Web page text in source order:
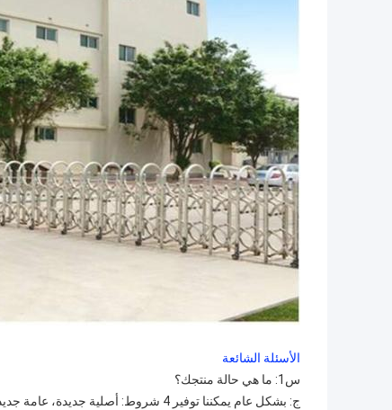
الأسئلة الشائعة
س1: ما هي حالة منتجك؟
ج: بشكل عام يمكننا توفير 4 شروط: أصلية جديدة، عامة جديدة، مستعملة أصلية وأصلية تم تجديدها.